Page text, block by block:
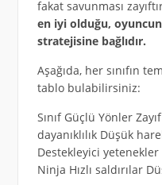
fakat savunması
en iyi olduğu,
stratejisine bağlıdır.
Aşağıda, her sınıfın
tablo bulabilirsiniz:
Sınıf Güçlü Yönler
dayanıklılık Düşük
Destekleyici
Ninja Hızlı saldırılar